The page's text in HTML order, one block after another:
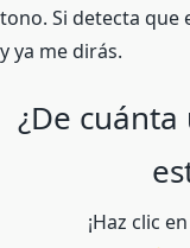
tono. Si detecta que
y ya me dirás.
¿De
¡Haz clic